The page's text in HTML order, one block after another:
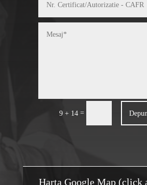
9 + 14 =
Harta Google Map (click